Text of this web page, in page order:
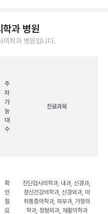
과 병원
의학과 병원입니다.
주
차
가
능
대
수
진료과목
확
인
필
요
진단검사의학과, 내과, 신경과,
정신건강의학과, 신경외과, 마
취통증의학과, 피부과, 가정의
학과, 정형외과, 재활의학과